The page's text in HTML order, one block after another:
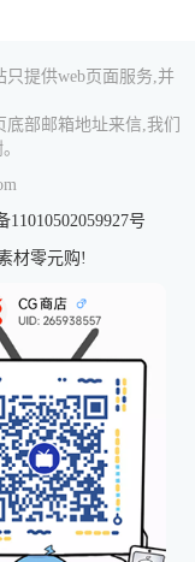
提供web页面服务,并
部邮箱地址来信,我们
号
材零元购!